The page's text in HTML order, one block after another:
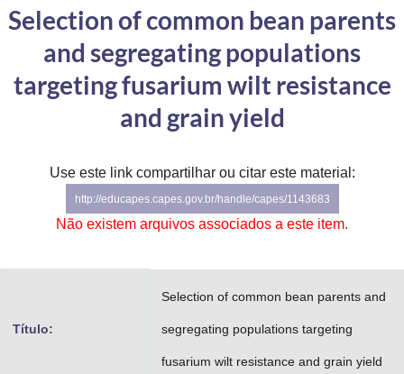
Controladoria-Geral da União
Ministério da Mulher, da Família e dos Direitos Humanos
Gabinete de Segurança Institucional
Advocacia-Geral da União
Selection of common bean parents
and segregating populations
targeting fusarium wilt resistance
and grain yield
Use este link compartilhar ou citar este material:
http://educapes.capes.gov.br/handle/capes/1143683
Não existem arquivos associados a este item.
Título:
Selection of common bean parents and
segregating populations targeting
fusarium wilt resistance and grain yield